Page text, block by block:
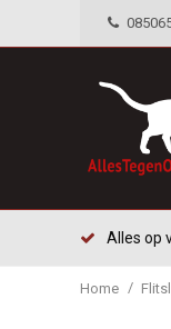
Alles op
Home /